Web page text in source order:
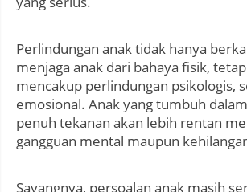
Perlindungan anak tidak hanya
menjaga anak dari bahaya fisik,
mencakup perlindungan psikologis,
emosional. Anak yang tumbuh
penuh tekanan akan lebih rentan
gangguan mental maupun
Sayangnya, persoalan anak masih